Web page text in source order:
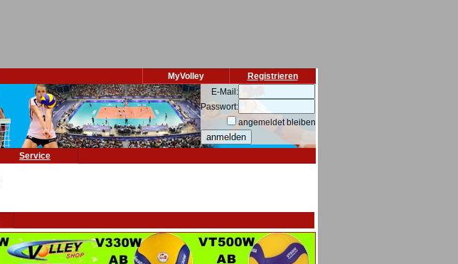
Registrieren
MyVolley
E-Mail:
Passwort:
angemeldet bleiben
Service